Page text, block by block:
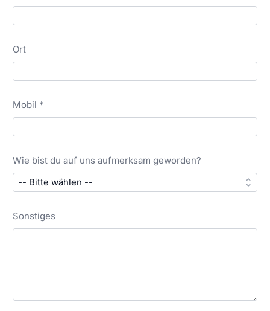
Ort
Mobil *
Wie bist du auf uns aufmerksam geworden?
Sonstiges